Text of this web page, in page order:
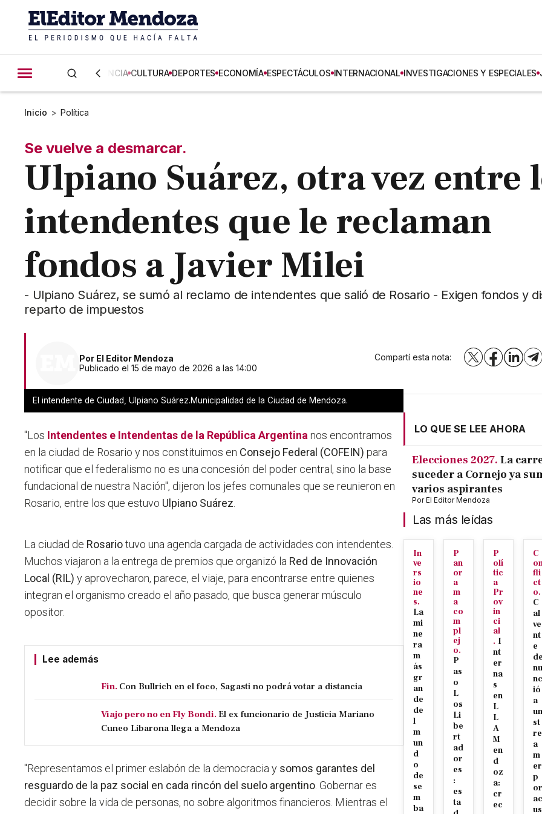
CIENCIA CULTURA DEPORTES ECONOMÍA ESPECTÁCULOS INTERNACIONAL INVESTIGACIONES Y ESPECIALES
Inicio > Política
Se vuelve a desmarcar.
Ulpiano Suárez, otra vez entre
intendentes que le reclaman
fondos a Javier Milei
- Ulpiano Suárez, se sumó al reclamo de intendentes que salió de Rosario - Exigen fondos y
reparto de impuestos
Por El Editor Mendoza
Publicado el 15 de mayo de 2026 a las 14:00
Compartí esta nota: X Facebook
El intendente de Ciudad, Ulpiano Suárez.Municipalidad de la Ciudad de Mendoza.
"Los Intendentes e Intendentas de la República Argentinanos encontramos
en la ciudad de Rosario y nos constituimos en Consejo Federal (COFEIN) para
notificar que el federalismo no es una concesión del poder central, sino la base
fundacional de nuestra Nación", dijeron los jefes comunales que se reunieron en
Rosario, entre los que estuvo Ulpiano Suárez
La ciudad de Rosariotuvo una agenda cargada de actividades con intendentes.
Muchos viajaron a la entrega de premios que organizó la Red de Innovación
Local (RIL)y aprovecharon, parece, el viaje, para encontrarse entre quienes
integran el organismo creado el año pasado, que busca generar músculo
opositor.
Lee además
Fin. Con Bullrich en el foco, Sagasti no podrá votar a distancia
Viajo pero no en Fly Bondi. El ex funcionario de Justicia Mariano
Cuneo Libarona llega a Mendoza
"Representamos el primer eslabón de la democracia y somos garantes del
resguardo de la paz social en cada rincón del suelo argentino . Gobernar es
decidir sobre la vida de personas, no sobre algoritmos financieros. Mientras el
LO QUE SE LEE AHORA
Elecciones 2027. La
suceder a Cornejo ya
varios aspirantes
PorEl Editor Mendoza
Las más leídas
In
ve
rs
io
ne
s.
La
mi
ne
ra
m
ás
gr
an
de
de
l
m
un
d
o
de
se
m
ba
P
an
or
a
m
a
co
m
pl
ej
o.
P
as
o
L
os
Li
be
rt
ad
or
es
:
es
ta
P
olí
tic
a
Pr
ov
in
ci
al
. I
nt
er
na
s
en
L
L
A
M
en
d
oz
a:
cr
ec
C
fli
ct
o.
C
al
ve
nt
e
de
nu
nc
ió
a
un
st
re
a
m
er
p
or
ac
us